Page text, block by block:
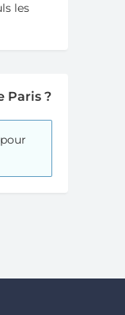
les
Paris ?